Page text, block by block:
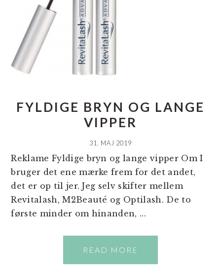
FYLDIGE BRYN OG LANGE
VIPPER
31. MAJ 2019
Reklame Fyldige bryn og lange vipper Om I
bruger det ene mærke frem for det andet,
det er op til jer. Jeg selv skifter mellem
Revitalash, M2Beauté og Optilash. De to
første minder om hinanden, ...
READ MORE